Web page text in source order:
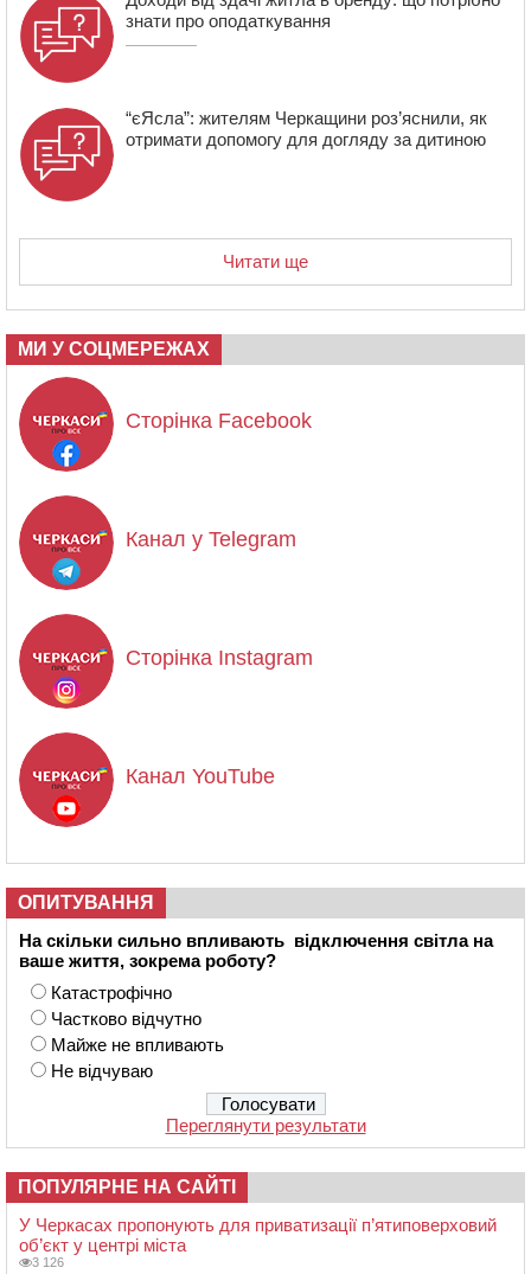
знати про оподаткування
“єЯсла”: жителям Черкащини роз’яснили, як
отримати допомогу для догляду за дитиною
Читати ще
МИ У СОЦМЕРЕЖАХ
Сторінка Facebook
Канал у Telegram
Сторінка Instagram
Канал YouTube
ОПИТУВАННЯ
На скільки сильно впливають відключення світла на
ваше життя, зокрема роботу?
Катастрофічно
Частково відчутно
Майже не впливають
Не відчуваю
Переглянути результати
ПОПУЛЯРНЕ НА САЙТІ
У Черкасах пропонують для приватизації п’ятиповерховий
об’єкт у центрі міста
3 126